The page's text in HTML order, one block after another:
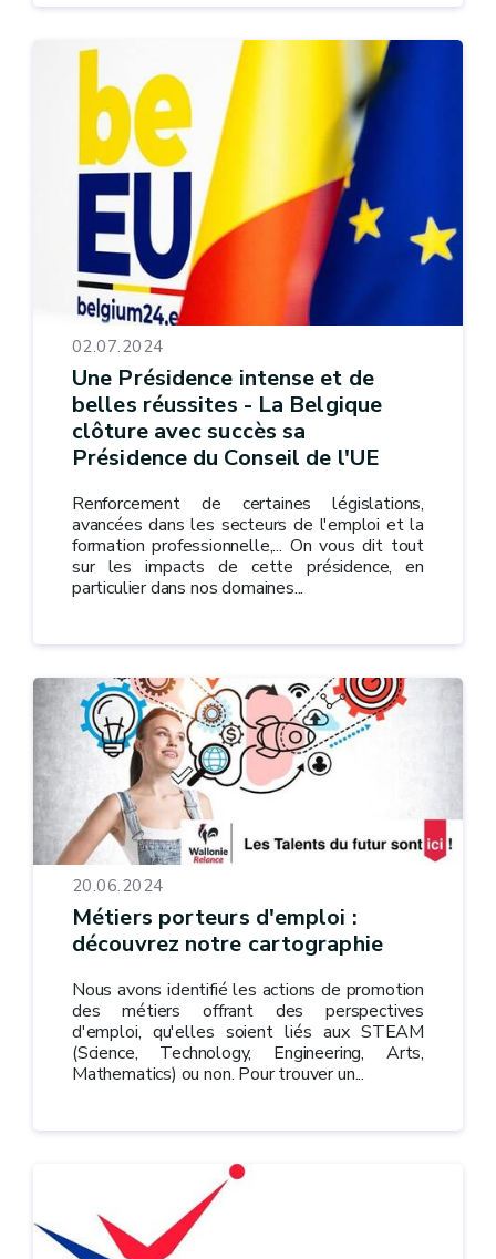
02.07.2024
Une Présidence intense et de
belles réussites - La Belgique
clôture avec succès sa
Présidence du Conseil de l'UE
Renforcement de certaines législations,
avancées dans les secteurs de l'emploi et la
formation professionnelle,... On vous dit tout
sur les impacts de cette présidence, en
particulier dans nos domaines...
20.06.2024
Métiers porteurs d'emploi :
découvrez notre cartographie
Nous avons identifié les actions de promotion
des métiers offrant des perspectives
d'emploi, qu'elles soient liés aux STEAM
(Science, Technology, Engineering, Arts,
Mathematics) ou non. Pour trouver un...